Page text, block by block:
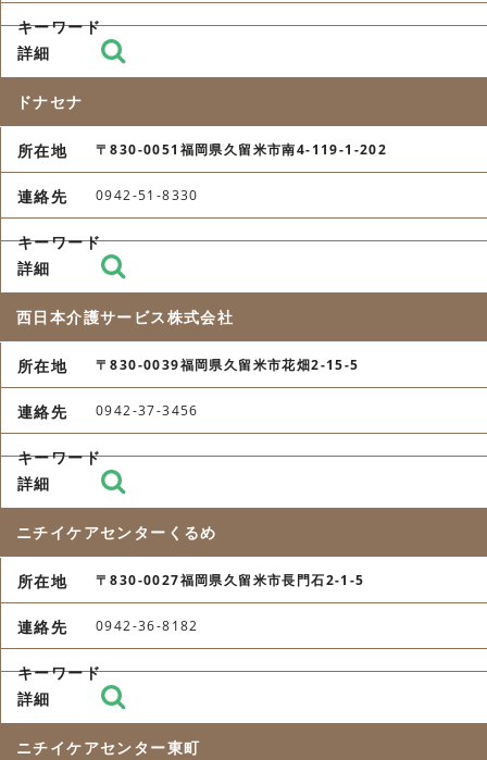
ドナセナ
〒830-0051福岡県久留米市南4-119-1-202
0942-51-8330
西日本介護サービス株式会社
〒830-0039福岡県久留米市花畑2-15-5
0942-37-3456
ニチイケアセンターくるめ
〒830-0027福岡県久留米市長門石2-1-5
0942-36-8182
ニチイケアセンター東町